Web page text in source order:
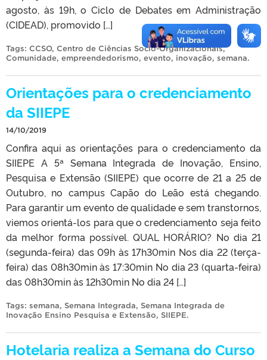
agosto, às 19h, o Ciclo de Debates em Administração
(CIDEAD), promovido […]
Tags: CCSO, Centro de Ciências Socio-Organizacionais,
Comunidade, empreendedorismo, evento, inovação, semana.
Orientações para o credenciamento
da SIIEPE
14/10/2019
Confira aqui as orientações para o credenciamento da
SIIEPE A 5ª Semana Integrada de Inovação, Ensino,
Pesquisa e Extensão (SIIEPE) que ocorre de 21 a 25 de
Outubro, no campus Capão do Leão está chegando.
Para garantir um evento de qualidade e sem transtornos,
viemos orientá-los para que o credenciamento seja feito
da melhor forma possível. QUAL HORÁRIO? No dia 21
(segunda-feira) das 09h às 17h30min Nos dia 22 (terça-
feira) das 08h30min às 17:30min No dia 23 (quarta-feira)
das 08h30min às 12h30min No dia 24 […]
Tags: semana, Semana Integrada, Semana Integrada de
Inovação Ensino Pesquisa e Extensão, SIIEPE.
Hotelaria realiza a Semana do Curso